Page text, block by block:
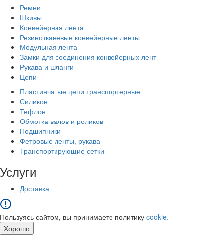
Ремни
Шкивы
Конвейерная лента
Резинотканевые конвейерные ленты
Модульная лента
Замки для соединения конвейерных лент
Рукава и шланги
Цепи
Пластинчатые цепи транспортерные
Силикон
Тефлон
Обмотка валов и роликов
Подшипники
Фетровые ленты, рукава
Транспортирующие сетки
Услуги
Доставка
Пользуясь сайтом, вы принимаете политику cookie.
Хорошо